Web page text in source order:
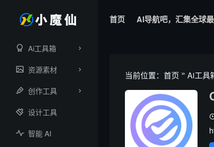
Ai工具箱
资源素材
创作工具
设计工具
智能 AI
首页 AI导航吧，汇集全球
当前位置： 首页 » Ai工具